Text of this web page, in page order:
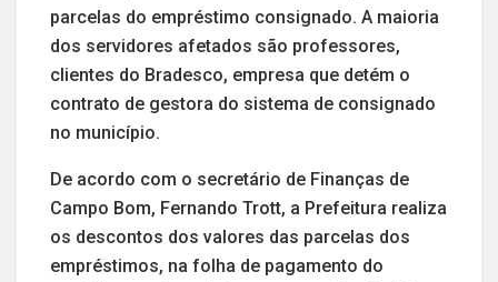
parcelas do empréstimo consignado. A maioria
dos servidores afetados são professores,
clientes do Bradesco, empresa que detém o
contrato de gestora do sistema de consignado
no município.
De acordo com o secretário de Finanças de
Campo Bom, Fernando Trott, a Prefeitura realiza
os descontos dos valores das parcelas dos
empréstimos, na folha de pagamento do